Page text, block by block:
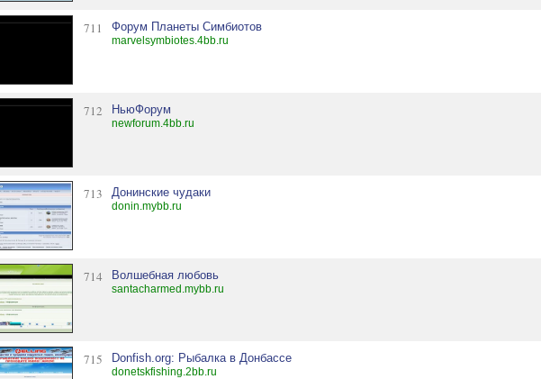
711 Форум Планеты Симбиотов
marvelsymbiotes.4bb.ru
712 НьюФорум
newforum.4bb.ru
713 Донинские чудаки
donin.mybb.ru
714 Волшебная любовь
santacharmed.mybb.ru
715 Donfish.org: Рыбалка в Донбассе
donetskfishing.2bb.ru